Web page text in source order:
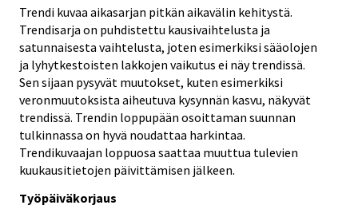
Trendi kuvaa aikasarjan pitkän aikavälin kehitystä.
Trendisarja on puhdistettu kausivaihtelusta ja
satunnaisesta vaihtelusta, joten esimerkiksi sääolojen
ja lyhytkestoisten lakkojen vaikutus ei näy trendissä.
Sen sijaan pysyvät muutokset, kuten esimerkiksi
veronmuutoksista aiheutuva kysynnän kasvu, näkyvät
trendissä. Trendin loppupään osoittaman suunnan
tulkinnassa on hyvä noudattaa harkintaa.
Trendikuvaajan loppuosa saattaa muuttua tulevien
kuukausitietojen päivittämisen jälkeen.
Työpäiväkorjaus